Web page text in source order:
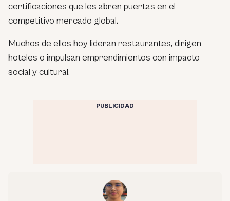
certificaciones que les abren puertas en el
competitivo mercado global.
Muchos de ellos hoy lideran restaurantes, dirigen
hoteles o impulsan emprendimientos con impacto
social y cultural.
PUBLICIDAD